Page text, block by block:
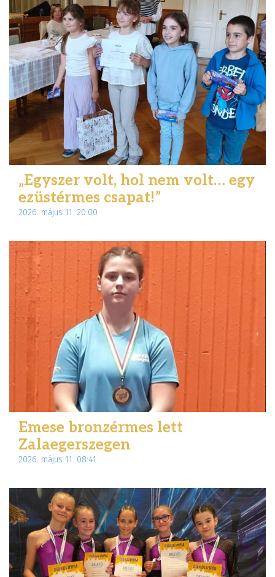
„Egyszer volt, hol nem volt… egy
ezüstérmes csapat!”
2026. május 11. 20:00
Emese bronzérmes lett
Zalaegerszegen
2026. május 11. 08:41